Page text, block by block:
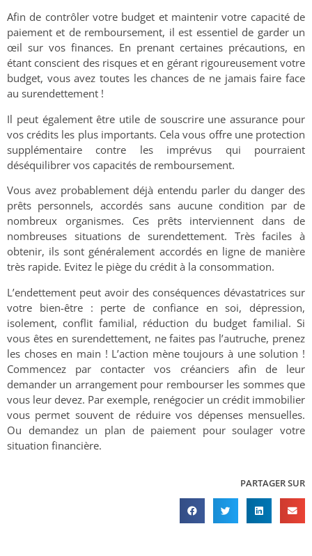
Afin de contrôler votre budget et maintenir votre capacité de
paiement et de remboursement, il est essentiel de garder un
œil sur vos finances. En prenant certaines précautions, en
étant conscient des risques et en gérant rigoureusement votre
budget, vous avez toutes les chances de ne jamais faire face
au surendettement !
Il peut également être utile de souscrire une assurance pour
vos crédits les plus importants. Cela vous offre une protection
supplémentaire contre les imprévus qui pourraient
déséquilibrer vos capacités de remboursement.
Vous avez probablement déjà entendu parler du danger des
prêts personnels, accordés sans aucune condition par de
nombreux organismes. Ces prêts interviennent dans de
nombreuses situations de surendettement. Très faciles à
obtenir, ils sont généralement accordés en ligne de manière
très rapide. Evitez le piège du crédit à la consommation.
L’endettement peut avoir des conséquences dévastatrices sur
votre bien-être : perte de confiance en soi, dépression,
isolement, conflit familial, réduction du budget familial. Si
vous êtes en surendettement, ne faites pas l’autruche, prenez
les choses en main ! L’action mène toujours à une solution !
Commencez par contacter vos créanciers afin de leur
demander un arrangement pour rembourser les sommes que
vous leur devez. Par exemple, renégocier un crédit immobilier
vous permet souvent de réduire vos dépenses mensuelles.
Ou demandez un plan de paiement pour soulager votre
situation financière.
PARTAGER SUR